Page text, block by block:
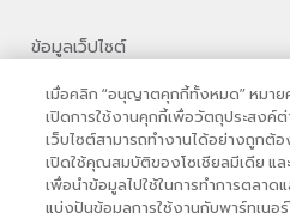
ข้อมูลเว็ปไซต์
ความเป็นส่วนตัว | เงื่อนไขก
© 2569 โรงพยาบาลบำ
เมื่อคลิก “อนุญาตคุกกี้ทั้งหมด” หมาย
เปิดการใช้งานคุกกี้เพื่อวัตถุประสงค์
เว็บไซต์สามารถทำงานได้อย่างถูกต้
เปิดใช้คุณสมบัติของโซเชียลมีเดีย และ
เพื่อนำข้อมูลไปใช้ในการทำการตลาด
แบ่งปันข้อมูลการใช้งานกับพาร์ทเนอร์